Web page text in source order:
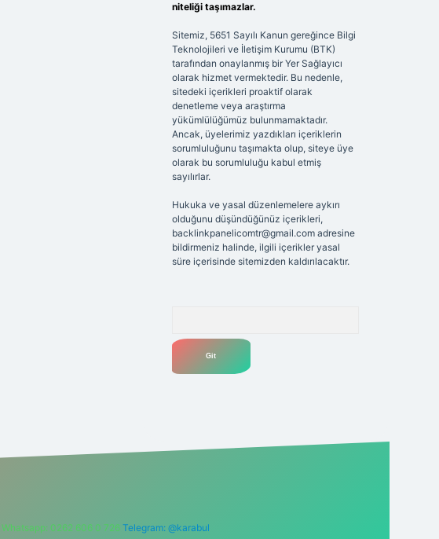
niteliği taşımazlar.
Sitemiz, 5651 Sayılı Kanun gereğince Bilgi
Teknolojileri ve İletişim Kurumu (BTK)
tarafından onaylanmış bir Yer Sağlayıcı
olarak hizmet vermektedir. Bu nedenle,
sitedeki içerikleri proaktif olarak
denetleme veya araştırma
yükümlülüğümüz bulunmamaktadır.
Ancak, üyelerimiz yazdıkları içeriklerin
sorumluluğunu taşımakta olup, siteye üye
olarak bu sorumluluğu kabul etmiş
sayılırlar.
Hukuka ve yasal düzenlemelere aykırı
olduğunu düşündüğünüz içerikleri,
backlinkpanelicomtr@gmail.comadresine
bildirmeniz halinde, ilgili içerikler yasal
süre içerisinde sitemizden kaldırılacaktır.
Whatsapp: 0262 606 0 726 Telegram: @karabul